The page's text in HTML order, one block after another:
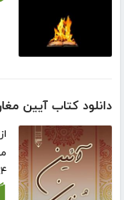
دانلود کتاب آیین